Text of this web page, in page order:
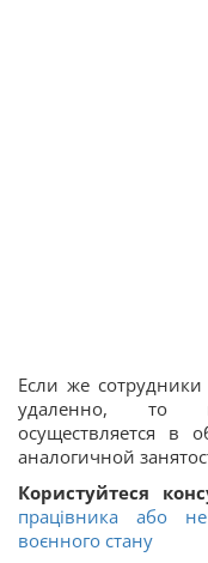
Если же
удаленно, то
осуществляется в
аналогичной
Користуйтеся
працівника або
воєнного стану